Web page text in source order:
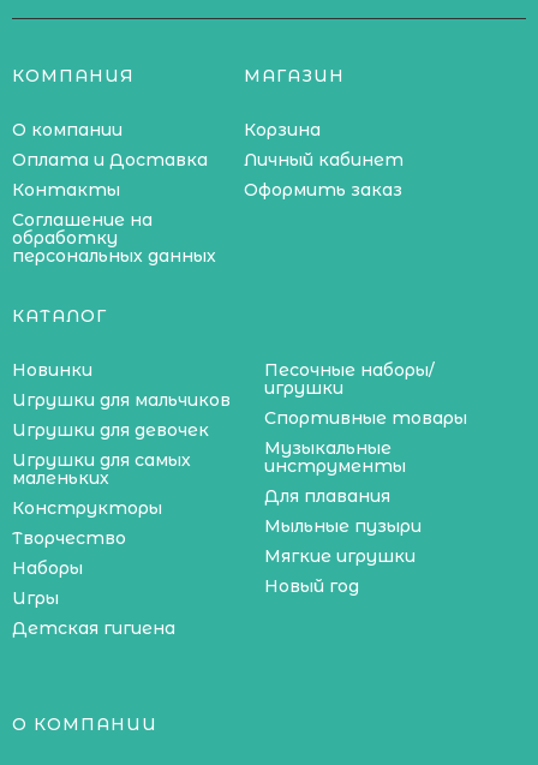
КОМПАНИЯ
О компании
Оплата и Доставка
Контакты
Соглашение на
обработку
персональных данных
МАГАЗИН
Корзина
Личный кабинет
Оформить заказ
КАТАЛОГ
Новинки
Игрушки для мальчиков
Игрушки для девочек
Игрушки для самых
маленьких
Конструкторы
Творчество
Наборы
Игры
Детская гигиена
Песочные наборы/
игрушки
Спортивные товары
Музыкальные
инструменты
Для плавания
Мыльные пузыри
Мягкие игрушки
Новый год
О КОМПАНИИ